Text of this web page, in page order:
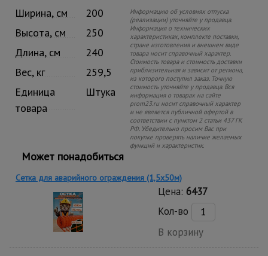
Ширина, см
200
Высота, см
250
Длина, см
240
Вес, кг
259,5
Единица
товара
Штука
Информацию об условиях отпуска
(реализации) уточняйте у продавца.
Информация о технических
характеристиках, комплекте поставки,
стране изготовления и внешнем виде
товара носит справочный характер.
Стоимость товара и стоимость доставки
приблизительная и зависит от региона,
из которого поступил заказ. Точную
стоимость уточняйте у продавца. Вся
информация о товарах на сайте
prom23.ru носит справочный характер
и не является публичной офертой в
соответствии с пунктом 2 статьи 437 ГК
РФ. Убедительно просим Вас при
покупке проверять наличие желаемых
функций и характеристик.
Может понадобиться
Сетка для аварийного ограждения (1,5х50м)
Цена: 6437
Кол-во
В корзину